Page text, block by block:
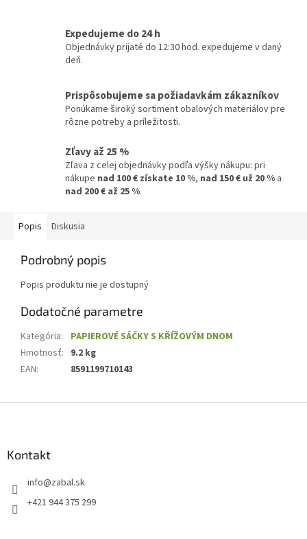
Expedujeme do 24 h
Objednávky prijaté do 12:30 hod. expedujeme v daný
deň.
Prispôsobujeme sa požiadavkám zákazníkov
Ponúkame široký sortiment obalových materiálov pre
rôzne potreby a príležitosti.
Zľavy až 25 %
Zľava z celej objednávky podľa výšky nákupu: pri
nákupe nad 100 € získate 10 %, nad 150 € už 20 % a
nad 200 € až 25 %.
Popis Diskusia
Podrobný popis
Popis produktu nie je dostupný
Dodatočné parametre
Kategória:
PAPIEROVÉ SÁČKY S KŘÍŽOVÝM DNOM
Hmotnosť: 9.2 kg
EAN: 8591199710143
Kontakt
info@zabal.sk
+421 944 375 299